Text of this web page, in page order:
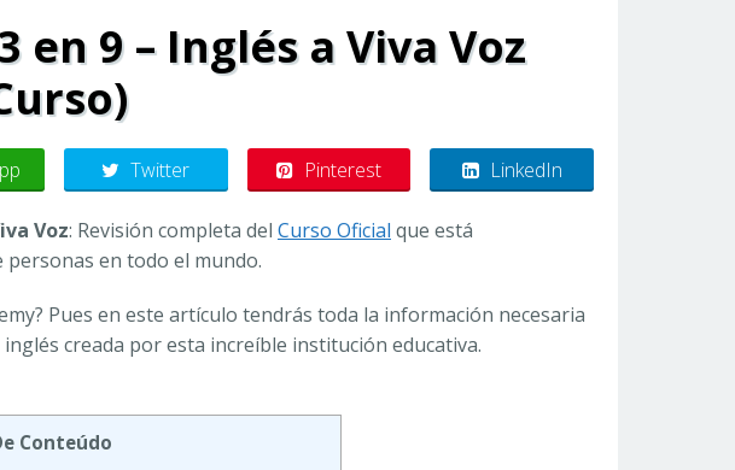
en 9 – Inglés a Viva Voz
Twitter Pinterest LinkedIn
Voz: Revisión completa del Curso Oficial que está
en todo el mundo.
Pues en este artículo tendrás toda la información necesaria
creada por esta increíble institución educativa.
Conteúdo